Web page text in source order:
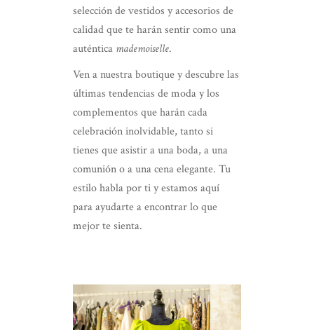
selección de vestidos y accesorios de
calidad que te harán sentir como una
auténtica mademoiselle.
Ven a nuestra boutique y descubre las
últimas tendencias de moda y los
complementos que harán cada
celebración inolvidable, tanto si
tienes que asistir a una boda, a una
comunión o a una cena elegante. Tu
estilo habla por ti y estamos aquí
para ayudarte a encontrar lo que
mejor te sienta.